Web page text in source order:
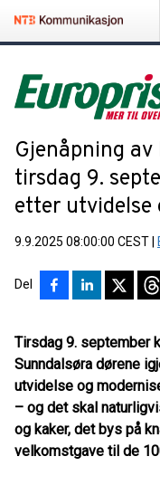
Gjenåpning
tirsdag 9.
etter utvidelse
9.9.2025 08:00:00 CEST
Del
Tirsdag 9. september
Sunndalsøra dørene
utvidelse og
– og det skal
og kaker, det bys på
velkomstgave til de